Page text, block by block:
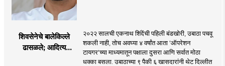
शिवसेनेचे बालेकिल्ले
ढासळले; आदित्य
२०२२ सालची एकनाथ शिंदेंची पहिली बंडखोरी, उबाठा पचवू
शकली नाही, तोच अवघ्या ४ वर्षांत आता 'ऑपरेशन
टायगर'च्या माध्यमातून पक्षाला दुसरा आणि सर्वात मोठा
धक्का बसला. उबाठाच्या ९ पैकी ६ खासदारांनी थेट दिल्लीत